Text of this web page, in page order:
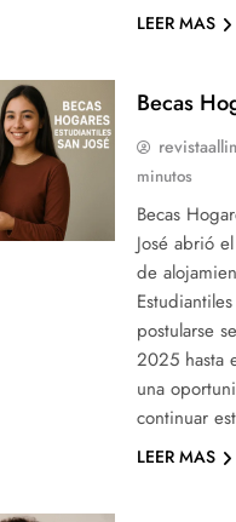
LEER MAS
Becas
minutos
Becas
José abrió
de
postularse
2025 hasta
una
continuar
LEER MAS